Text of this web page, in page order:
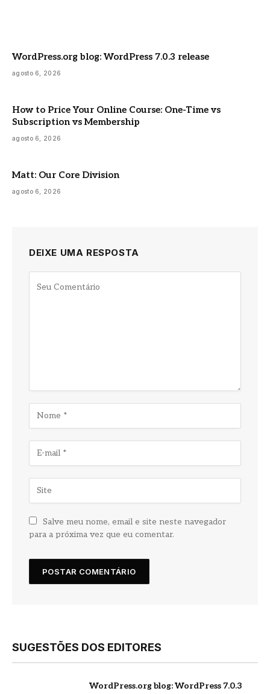
WordPress.org blog: WordPress 7.0.3 release
agosto 6, 2026
How to Price Your Online Course: One-Time vs
Subscription vs Membership
agosto 6, 2026
Matt: Our Core Division
agosto 6, 2026
DEIXE UMA RESPOSTA
Salve meu nome, email e site neste navegador
para a próxima vez que eu comentar.
SUGESTÕES DOS EDITORES
WordPress.org blog: WordPress 7.0.3